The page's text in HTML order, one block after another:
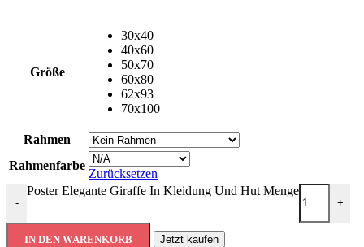
Größe
30x40
40x60
50x70
60x80
62x93
70x100
Rahmen
Rahmenfarbe
Zurücksetzen
-
Poster Elegante Giraffe In Kleidung Und Hut Menge
+
IN DEN WARENKORB Jetzt kaufen